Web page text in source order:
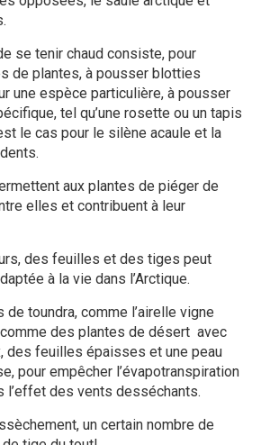
se tenir chaud consiste, pour
de plantes, à pousser blotties
une espèce particulière, à pousser
tel qu’une rosette ou un tapis
le cas pour le silène acaule et la
aux plantes de piéger de
elles et contribuent à leur
des feuilles et des tiges peut
à la vie dans l’Arctique.
de toundra, comme l’airelle vigne
comme des plantes de désert avec
des feuilles épaisses et une peau
pour empêcher l’évapotranspiration
des vents desséchants.
un certain nombre de